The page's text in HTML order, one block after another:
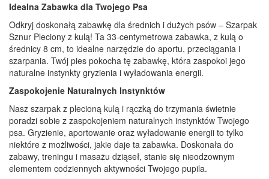
Idealna Zabawka dla Twojego Psa
Odkryj doskonałą zabawkę dla średnich i dużych psów – Szarpak
Sznur Pleciony z kulą! Ta 33-centymetrowa zabawka, z kulą o
średnicy 8 cm, to idealne narzędzie do aportu, przeciągania i
szarpania. Twój pies pokocha tę zabawkę, która zaspokoi jego
naturalne instynkty gryzienia i wyładowania energii.
Zaspokojenie Naturalnych Instynktów
Nasz szarpak z plecioną kulą i rączką do trzymania świetnie
poradzi sobie z zaspokojeniem naturalnych instynktów Twojego
psa. Gryzienie, aportowanie oraz wyładowanie energii to tylko
niektóre z możliwości, jakie daje ta zabawka. Doskonała do
zabawy, treningu i masażu dziąseł, stanie się nieodzownym
elementem codziennych aktywności Twojego pupila.